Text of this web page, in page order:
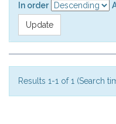
In order
Results 1-1 of 1 (Search